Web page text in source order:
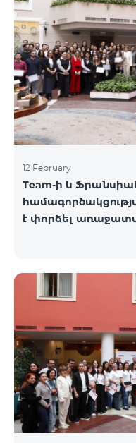
12 February
Team-ի և
է փորձել